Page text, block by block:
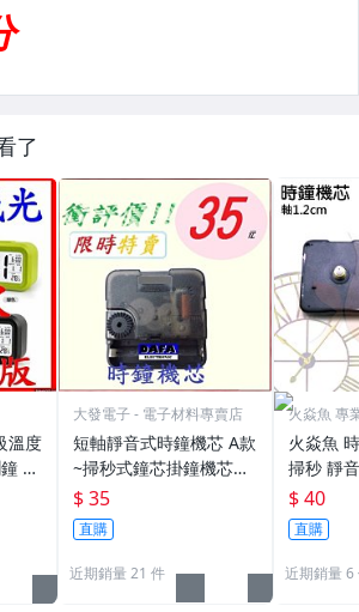
了
溫度
貪
大發電子 - 電子材料專賣店
短軸靜音式時鐘機芯 A款
~掃秒式鐘芯掛鐘機芯錶
芯靜音鐘芯滑動機心DIY
機芯
$ 35
直購
近期銷量 21 件
火焱魚 專
火焱魚
掃秒 靜
mm 螺
零件 機
自製時鐘
$ 40
直購
近期銷量 6